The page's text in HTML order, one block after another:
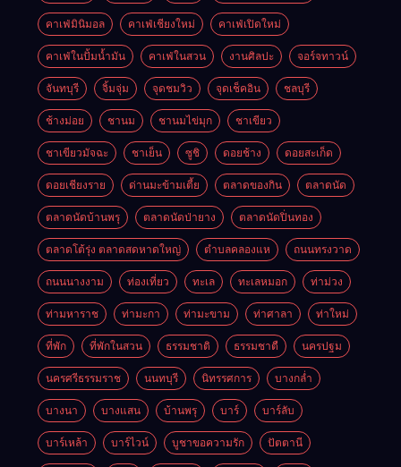
คาเฟ่มินิมอล คาเฟ่เชียงใหม่ คาเฟ่เปิดใหม่
คาเฟ่ในปั้มน้ำมัน คาเฟ่ในสวน งานศิลปะ จอร์จทาวน์
จันทบุรี จิ้มจุ่ม จุดชมวิว จุดเช็คอิน ชลบุรี
ช้างม่อย ชานม ชานมไข่มุก ชาเขียว
ชาเขียวมัจฉะ ชาเย็น ซูชิ ดอยช้าง ดอยสะเก็ด
ดอยเชียงราย ด่านมะข้ามเตี้ย ตลาดของกิน ตลาดนัด
ตลาดนัดบ้านพรุ ตลาดนัดป่ายาง ตลาดนัดปิ่นทอง
ตลาดโต้รุ่ง ตลาดสดหาดใหญ่ ตำบลคลองแห ถนนทรงวาด
ถนนนางงาม ท่องเที่ยว ทะเล ทะเลหมอก ท่าม่วง
ท่ามหาราช ท่ามะกา ท่ามะขาม ท่าศาลา ท่าใหม่
ที่พัก ที่พักในสวน ธรรมชาติ ธรรมชาตื นครปฐม
นครศรีธรรมราช นนทบุรี นิทรรศการ บางกล่ำ
บางนา บางแสน บ้านพรุ บาร์ บาร์ลับ
บาร์เหล้า บาร์ไวน์ บูชาขอความรัก ปัตตานี